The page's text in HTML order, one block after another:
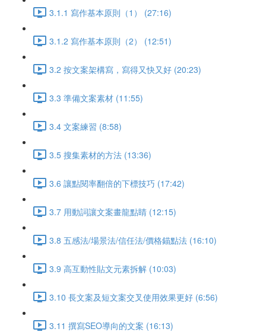
3.1.1 寫作基本原則（1） (27:16)
3.1.2 寫作基本原則（2） (12:51)
3.2 按文案架構寫，寫得又快又好 (20:23)
3.3 準備文案素材 (11:55)
3.4 文案練習 (8:58)
3.5 搜集素材的方法 (13:36)
3.6 讓點閱率翻倍的下標技巧 (17:42)
3.7 用動詞讓文案畫龍點睛 (12:15)
3.8 五感法/場景法/信任法/價格錨點法 (16:10)
3.9 高互動性貼文元素拆解 (10:03)
3.10 長文案及短文案交叉使用效果更好 (6:56)
3.11 撰寫SEO導向的文案 (16:13)